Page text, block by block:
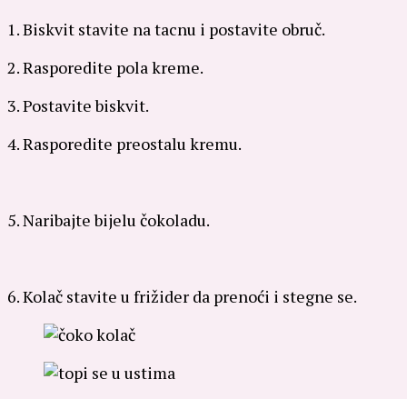
1. Biskvit stavite na tacnu i postavite obruč.
2. Rasporedite pola kreme.
3. Postavite biskvit.
4. Rasporedite preostalu kremu.
5. Naribajte bijelu čokoladu.
6. Kolač stavite u frižider da prenoći i stegne se.